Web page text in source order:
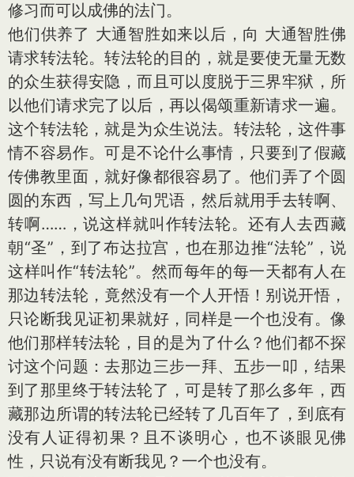
修习而可以成佛的法门。
他们供养了 大通智胜如来以后，向 大通智胜佛
请求转法轮。转法轮的目的，就是要使无量无数
的众生获得安隐，而且可以度脱于三界牢狱，所
以他们请求完了以后，再以偈颂重新请求一遍。
这个转法轮，就是为众生说法。转法轮，这件事
情不容易作。可是不论什么事情，只要到了假藏
传佛教里面，就好像都很容易了。他们弄了个圆
圆的东西，写上几句咒语，然后就用手去转啊、
转啊……，说这样就叫作转法轮。还有人去西藏
朝“圣”，到了布达拉宫，也在那边推“法轮”，说
这样叫作“转法轮”。然而每年的每一天都有人在
那边转法轮，竟然没有一个人开悟！别说开悟，
只论断我见证初果就好，同样是一个也没有。像
他们那样转法轮，目的是为了什么？他们都不探
讨这个问题：去那边三步一拜、五步一叩，结果
到了那里终于转法轮了，可是转了那么多年，西
藏那边所谓的转法轮已经转了几百年了，到底有
没有人证得初果？且不谈明心，也不谈眼见佛
性，只说有没有断我见？一个也没有。